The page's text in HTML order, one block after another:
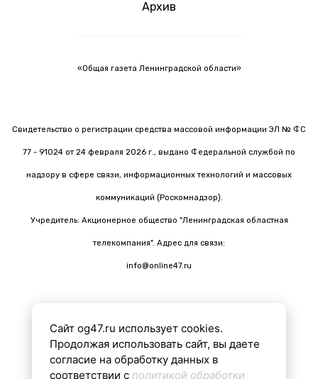
Архив
«Общая газета Ленинградской области»
Свидетельство о регистрации средства массовой информации ЭЛ № ФС
77 - 91024 от 24 февраля 2026 г., выдано Федеральной службой по
надзору в сфере связи, информационных технологий и массовых
коммуникаций (Роскомнадзор).
Учредитель: Акционерное общество "Ленинградская областная
телекомпания". Адрес для связи:
info@online47.ru
Все материалы на сайте подготовлены с помощью ИИ
Сайт og47.ru использует cookies.
Продолжая использовать сайт, вы даете
согласие на обработку данных в
соответствии с политикой обработки